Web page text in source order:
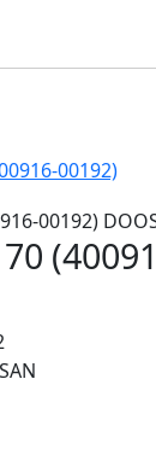
00192)